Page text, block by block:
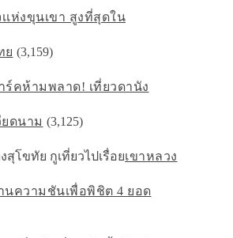
เห่งขุนเขา สูงที่สุดใน
ย (3,159)
ร์คห้ามพลาด! เที่ยวดานัง
ยดนาม (3,125)
เขาหลวง
นความชันเพื่อพิชิต 4 ยอด